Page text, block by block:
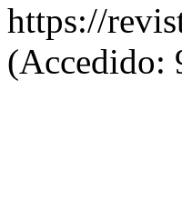
https://
(Accedido: